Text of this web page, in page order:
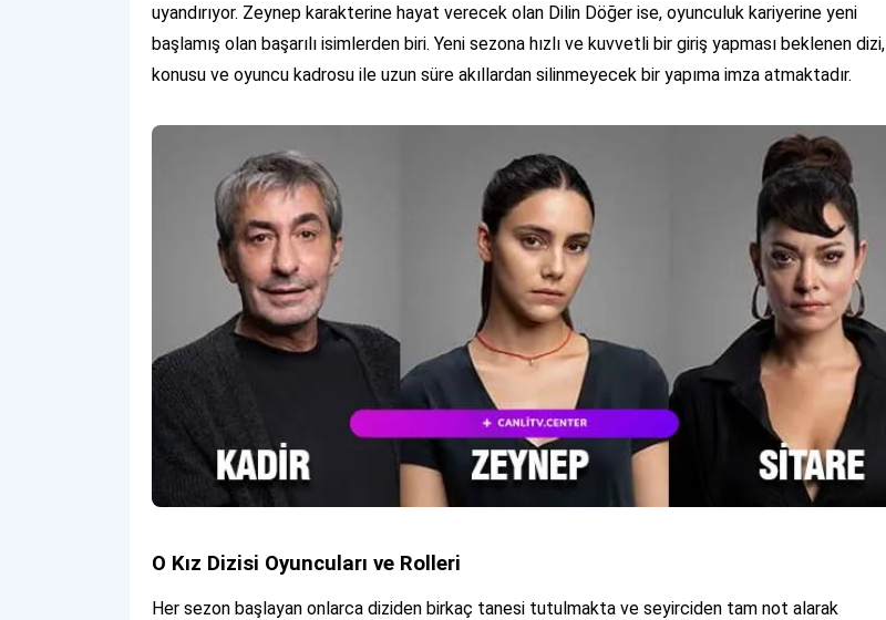
uyandırıyor. Zeynep karakterine hayat verecek olan Dilin Döğer ise, oyunculuk kariyerine yeni
başlamış olan başarılı isimlerden biri. Yeni sezona hızlı ve kuvvetli bir giriş yapması beklenen dizi,
konusu ve oyuncu kadrosu ile uzun süre akıllardan silinmeyecek bir yapıma imza atmaktadır.
O Kız Dizisi Oyuncuları ve Rolleri
Her sezon başlayan onlarca diziden birkaç tanesi tutulmakta ve seyirciden tam not alarak